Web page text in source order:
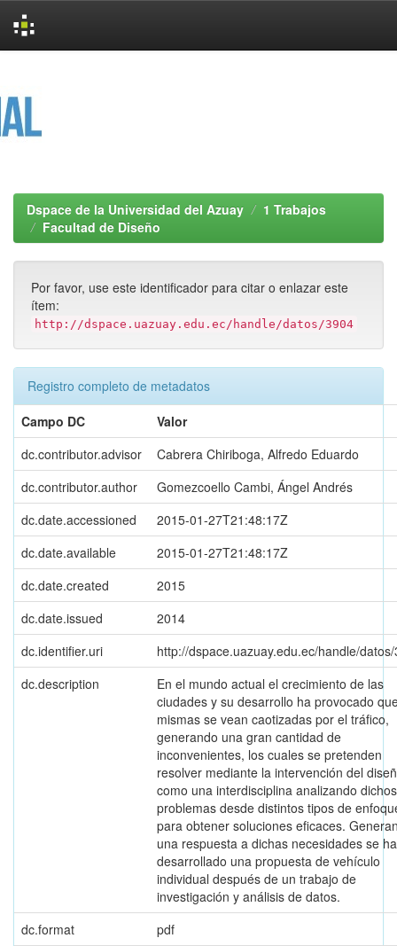
Dspace de la Universidad del Azuay
1 Trabajos
Facultad de Diseño
Por favor, use este identificador para citar o enlazar este
ítem:
http://dspace.uazuay.edu.ec/handle/datos/3904
Registro completo de metadatos
Campo DC
Valor
dc.contributor.advisor
Cabrera Chiriboga, Alfredo Eduardo
dc.contributor.author
Gomezcoello Cambi, Ángel Andrés
dc.date.accessioned
2015-01-27T21:48:17Z
dc.date.available
2015-01-27T21:48:17Z
dc.date.created
2015
dc.date.issued
2014
dc.identifier.uri
http://dspace.uazuay.edu.ec/handle/
dc.description
En el mundo actual el crecimiento de las
ciudades y su desarrollo ha provocado
mismas se vean caotizadas por el tráfico,
generando una gran cantidad de
inconvenientes, los cuales se pretenden
resolver mediante la intervención del
como una interdisciplina analizando dichos
problemas desde distintos tipos de
para obtener soluciones eficaces.
una respuesta a dichas necesidades se ha
desarrollado una propuesta de vehículo
individual después de un trabajo de
investigación y análisis de datos.
dc.format
pdf